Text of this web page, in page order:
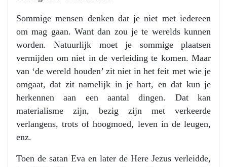
Sommige mensen denken dat je niet met iedereen
om mag gaan. Want dan zou je te werelds kunnen
worden. Natuurlijk moet je sommige plaatsen
vermijden om niet in de verleiding te komen. Maar
van ‘de wereld houden’ zit niet in het feit met wie je
omgaat, dat zit namelijk in je hart, en dat kun je
herkennen aan een aantal dingen. Dat kan
materialisme zijn, bezig zijn met verkeerde
verlangens, trots of hoogmoed, leven in de leugen,
enz.
Toen de satan Eva en later de Here Jezus verleidde,